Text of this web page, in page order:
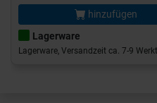
hinzufügen
Lagerware
Lagerware, Versandzeit ca. 7-9